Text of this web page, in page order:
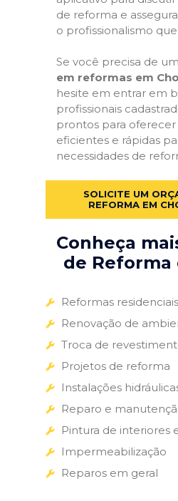
de reforma e
o profissionalismo
Se você precisa de um
em reformas em
hesite em entrar em
profissionais
prontos para oferecer
eficientes e rápidas
necessidades de
SOLICITE UM
REFORMA EM
Conheça
de Reforma
Reformas
Renovação de
Troca de
Projetos de reforma
Instalações
Reparo e
Pintura de interiores
Impermeabilização
Reparos em geral